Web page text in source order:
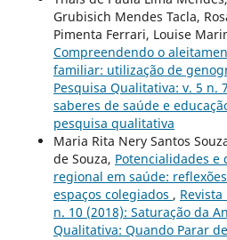
Grubisich Mendes Tacla,
Pimenta Ferrari, Louise
Compreendendo o
familiar: utilização de
Pesquisa Qualitativa: v. 5 n.
saberes de saúde e
pesquisa qualitativa
Maria Rita Nery Santos
de Souza, Potencialidades e
regional em saúde:
espaços colegiados ,
n. 10 (2018): Saturação da
Qualitativa: Quando Parar